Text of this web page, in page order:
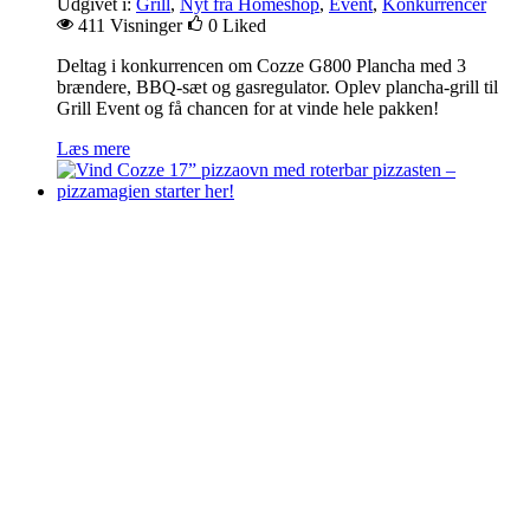
Udgivet i: Grill , Nyt fra Homeshop, Event, Konkurrencer
411 Visninger
0 Liked
Deltag i konkurrencen om Cozze G800 Plancha med 3
brændere, BBQ-sæt og gasregulator. Oplev plancha-grill til
Grill Event og få chancen for at vinde hele pakken!
Læs mere